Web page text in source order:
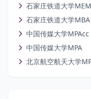
石家庄铁道大学MEM
石家庄铁道大学MBA
中国传媒大学MPAcc
中国传媒大学MPA
北京航空航天大学